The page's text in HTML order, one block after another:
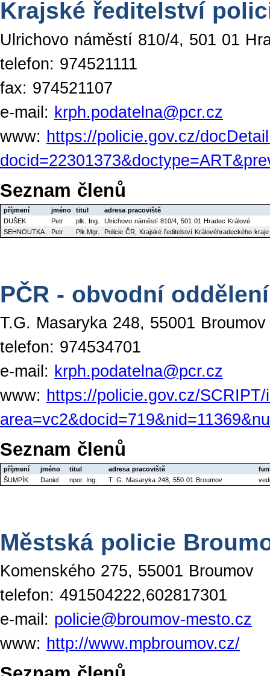
Krajské ředitelství
Ulrichovo náměstí 810/4, 501 01
telefon: 974521111
fax: 974521107
e-mail: krph.podatelna@pcr.cz
www: https://policie.gov.cz/
Seznam členů
příjmení jméno titul
adresa pracoviště
DUŠEK
Petr plk. Ing.
Ulrichovo náměstí 810/4, 501 01 Hradec Králové
SEHNOUTKA
Petr Plk.Mgr. Policie ČR, Krajské ředitelství Královéhradeckého kraje
PČR - obvodní
T.G. Masaryka 248, 55001 Broumov
telefon: 974534701
e-mail: krph.podatelna@pcr.cz
www: https://policie.gov.cz/
Seznam členů
příjmení jméno titul adresa pracoviště
ŠUMPÍK
Daniel npor. Ing. T. G. Masaryka 248, 550 01 Broumov
Městská policie
Komenského 275, 55001 Broumov
telefon: 491504222,602817301
e-mail: policie@broumov-mesto.cz
www: http://www.mpbroumov.cz/